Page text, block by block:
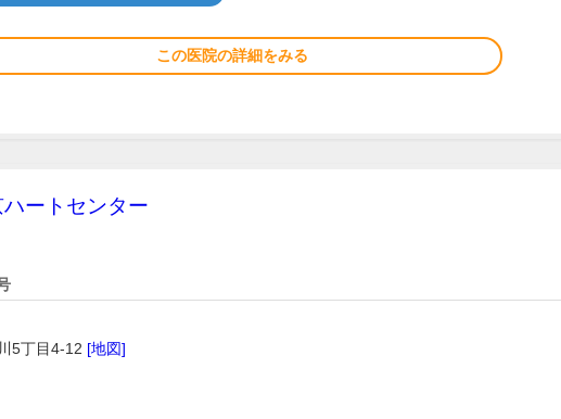
この医院の詳細をみる
ートセンター
5丁目4-12 [地図]